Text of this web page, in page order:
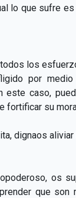
lo que sufre
los
por
este caso,
su
dignaos
os
que